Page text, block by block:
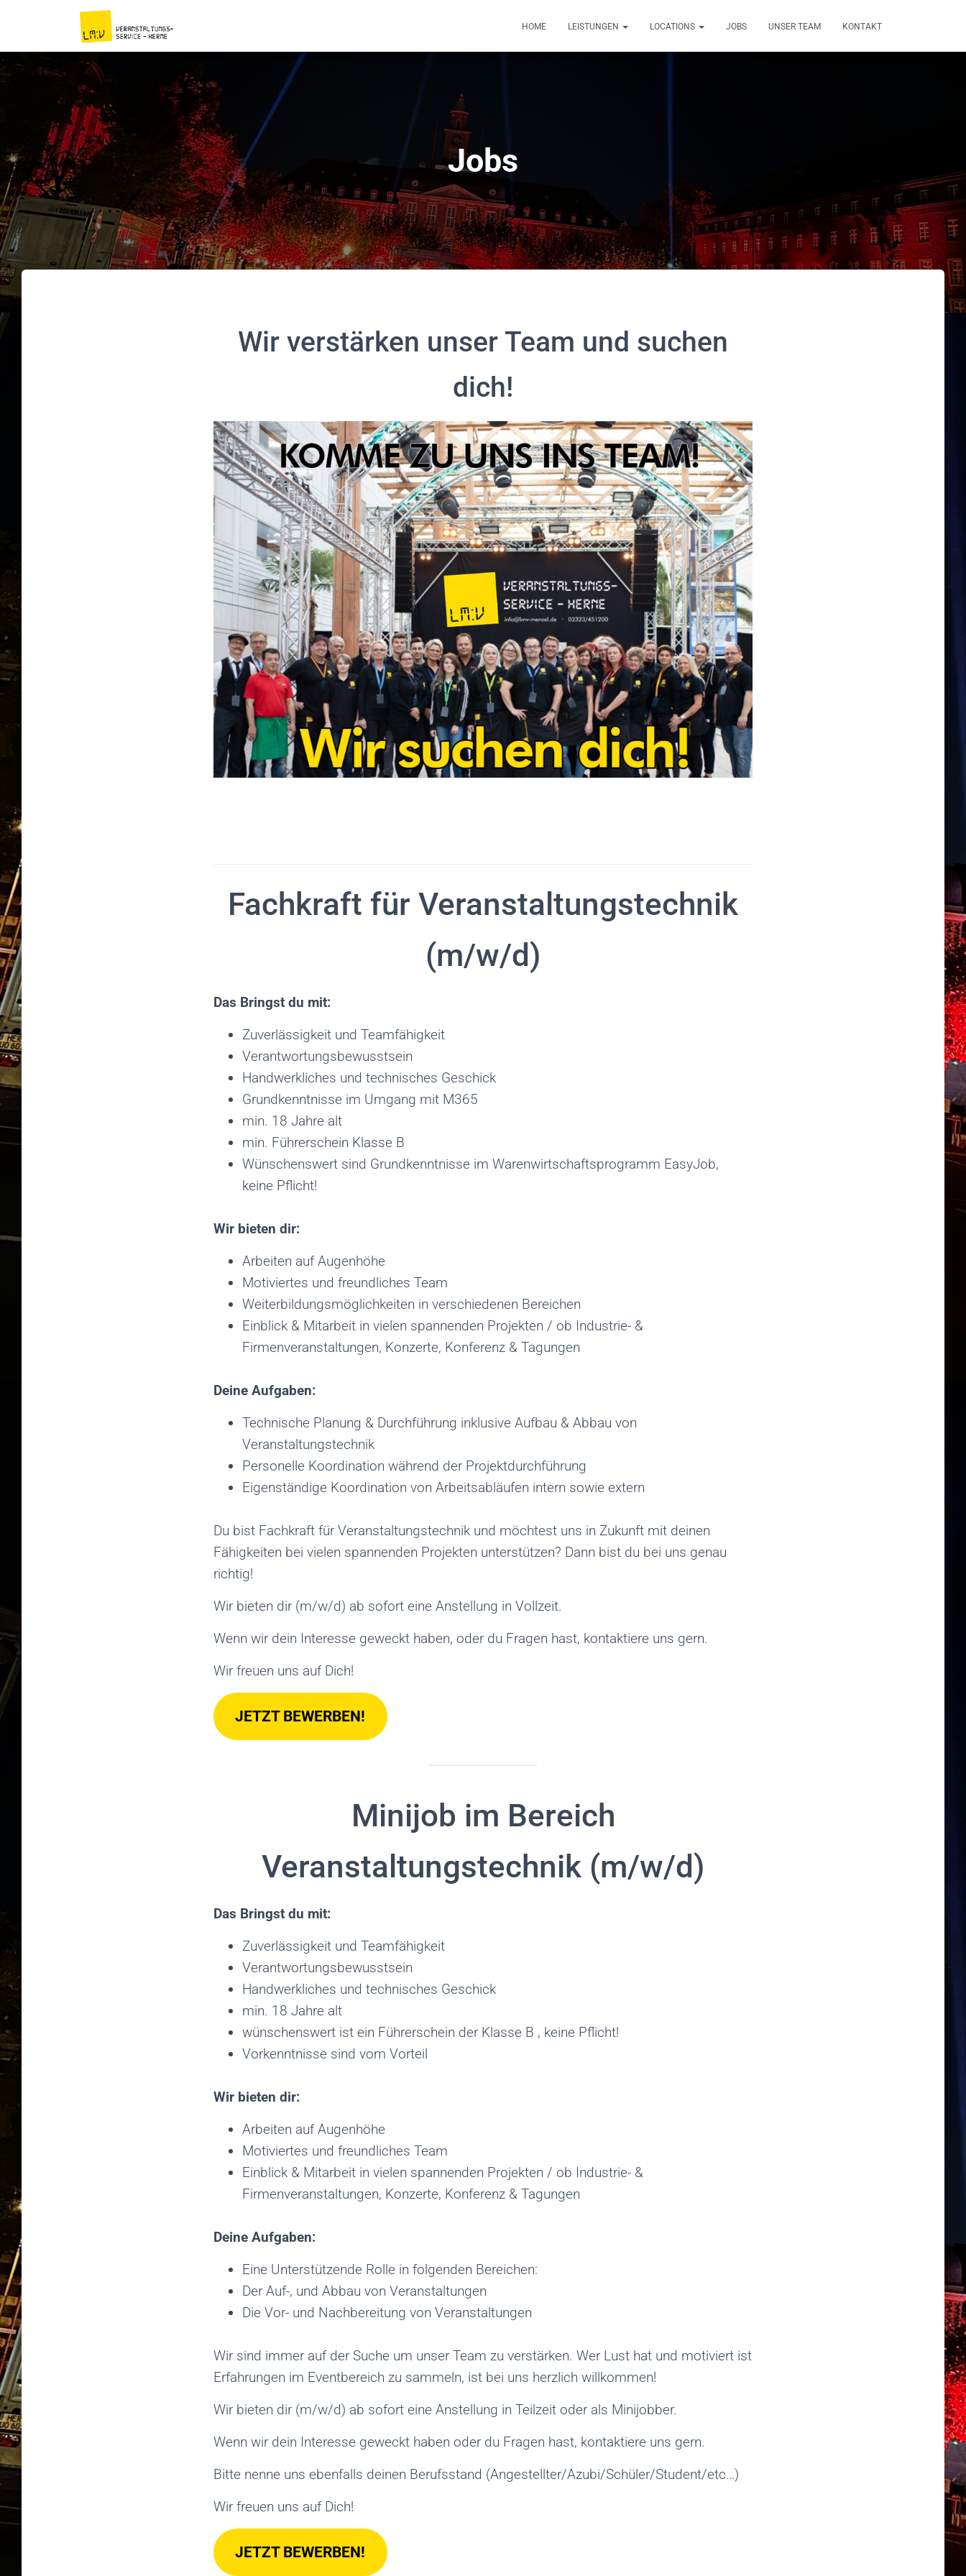
HOME LEISTUNGEN LOCATIONS JOBS UNSER TEAM KONTAKT
Jobs
Wir verstärken unser Team und suchen
dich!
Fachkraft für Veranstaltungstechnik
(m/w/d)
Das Bringst du mit:
Zuverlässigkeit und Teamfähigkeit
Verantwortungsbewusstsein
Handwerkliches und technisches Geschick
Grundkenntnisse im Umgang mit M365
min. 18 Jahre alt
min. Führerschein Klasse B
Wünschenswert sind Grundkenntnisse im Warenwirtschaftsprogramm EasyJob,
keine Pflicht!
Wir bieten dir:
Arbeiten auf Augenhöhe
Motiviertes und freundliches Team
Weiterbildungsmöglichkeiten in verschiedenen Bereichen
Einblick & Mitarbeit in vielen spannenden Projekten / ob Industrie- &
Firmenveranstaltungen, Konzerte, Konferenz & Tagungen
Deine Aufgaben:
Technische Planung & Durchführung inklusive Aufbau & Abbau von
Veranstaltungstechnik
Personelle Koordination während der Projektdurchführung
Eigenständige Koordination von Arbeitsabläufen intern sowie extern
Du bist Fachkraft für Veranstaltungstechnik und möchtest uns in Zukunft mit deinen
Fähigkeiten bei vielen spannenden Projekten unterstützen? Dann bist du bei uns genau
richtig!
Wir bieten dir (m/w/d) ab sofort eine Anstellung in Vollzeit.
Wenn wir dein Interesse geweckt haben, oder du Fragen hast, kontaktiere uns gern.
Wir freuen uns auf Dich!
JETZT BEWERBEN!
Minijob im Bereich
Veranstaltungstechnik (m/w/d)
Das Bringst du mit:
Zuverlässigkeit und Teamfähigkeit
Verantwortungsbewusstsein
Handwerkliches und technisches Geschick
min. 18 Jahre alt
wünschenswert ist ein Führerschein der Klasse B , keine Pflicht!
Vorkenntnisse sind vom Vorteil
Wir bieten dir:
Arbeiten auf Augenhöhe
Motiviertes und freundliches Team
Einblick & Mitarbeit in vielen spannenden Projekten / ob Industrie- &
Firmenveranstaltungen, Konzerte, Konferenz & Tagungen
Deine Aufgaben:
Eine Unterstützende Rolle in folgenden Bereichen:
Der Auf-, und Abbau von Veranstaltungen
Die Vor- und Nachbereitung von Veranstaltungen
Wir sind immer auf der Suche um unser Team zu verstärken. Wer Lust hat und motiviert ist
Erfahrungen im Eventbereich zu sammeln, ist bei uns herzlich willkommen!
Wir bieten dir (m/w/d) ab sofort eine Anstellung in Teilzeit oder als Minijobber.
Wenn wir dein Interesse geweckt haben oder du Fragen hast, kontaktiere uns gern.
Bitte nenne uns ebenfalls deinen Berufsstand (Angestellter/Azubi/Schüler/Student/etc…)
Wir freuen uns auf Dich!
JETZT BEWERBEN!